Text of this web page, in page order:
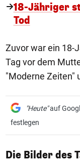
18-Jähriger
Tod
Zuvor war ein 18-
Tag vor dem
"Moderne Zeiten"
"Heute"auf
festlegen
Die Bilder des
1/50